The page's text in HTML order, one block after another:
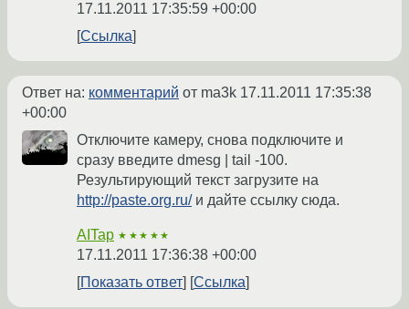
17.11.2011 17:35:59 +00:00
Ссылка
Ответ на: комментарий от ma3k 17.11.2011 17:35:38
+00:00
Отключите камеру, снова подключите и
сразу введите dmesg | tail -100.
Результирующий текст загрузите на
http://paste.org.ru/и дайте ссылку сюда.
AITap ★★★★★
17.11.2011 17:36:38 +00:00
Показать ответ
Ссылка